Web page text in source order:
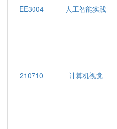
EE3004 人工智能实践
210710
计算机视觉